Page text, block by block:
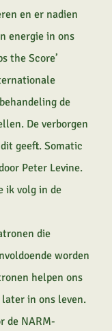
en er nadien
energie in ons
the Score’
de
De verborgen
geeft. Somatic
Peter Levine.
ik volg in de
die
worden
helpen ons
in ons leven.
de NARM-